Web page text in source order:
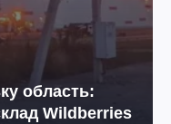
область:
Wildberries